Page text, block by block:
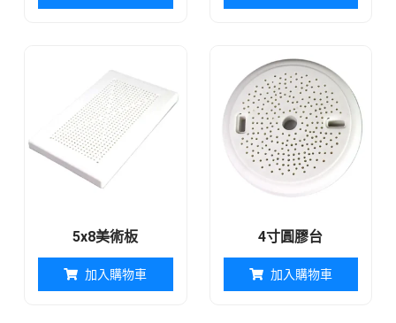
5x8美術板
加入購物車
4寸圓膠台
加入購物車